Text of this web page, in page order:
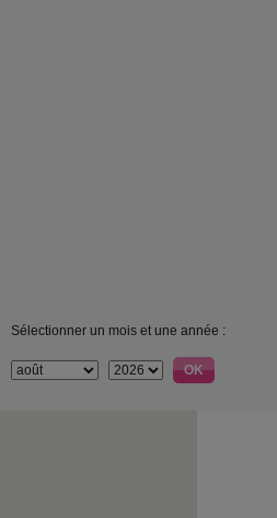
Sélectionner un mois et une année :